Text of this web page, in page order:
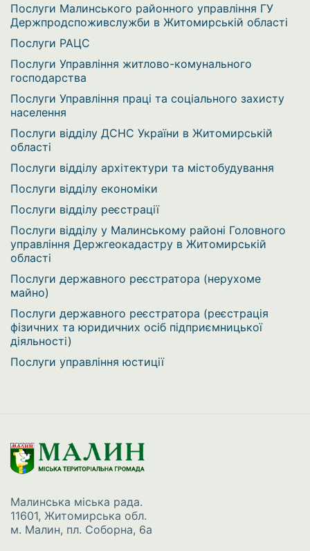
Послуги Малинського районного управління ГУ
Держпродспоживслужби в Житомирській області
Послуги РАЦС
Послуги Управління житлово-комунального
господарства
Послуги Управління праці та соціального захисту
населення
Послуги відділу ДСНС України в Житомирській
області
Послуги відділу архітектури та містобудування
Послуги відділу економіки
Послуги відділу реєстрації
Послуги відділу у Малинському районі Головного
управління Держгеокадастру в Житомирській
області
Послуги державного реєстратора (нерухоме
майно)
Послуги державного реєстратора (реєстрація
фізичних та юридичних осіб підприємницької
діяльності)
Послуги управління юстиції
Малинська міська рада.
11601, Житомирська обл.
м. Малин, пл. Соборна, 6а